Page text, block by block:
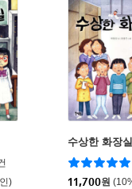
)
수상한 화장실
11,700원